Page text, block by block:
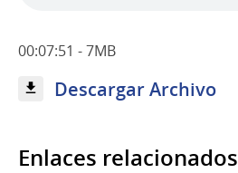
00:07:51 - 7MB
Descargar Archivo
Enlaces relacionados